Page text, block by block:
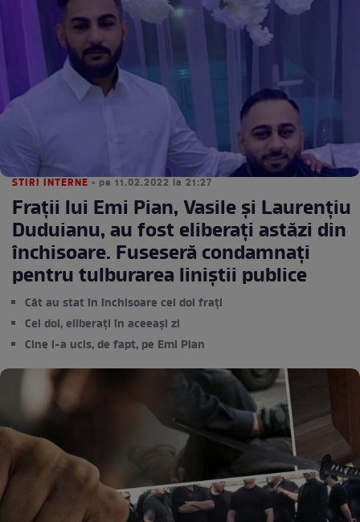
STIRI INTERNE • pe 11.02.2022 la 21:27
Frații lui Emi Pian, Vasile și Laurențiu
Duduianu, au fost eliberați astăzi din
închisoare. Fuseseră condamnați
pentru tulburarea liniștii publice
Cât au stat în închisoare cei doi frați
Cei doi, eliberați în aceeași zi
Cine l-a ucis, de fapt, pe Emi Pian